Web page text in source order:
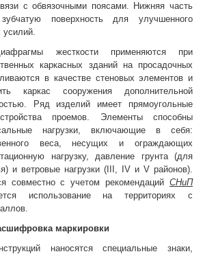
с обвязочными поясами. Нижняя часть
поверхность для улучшенного
усилий.
жесткости применяются при
каркасных зданий на просадочных
в качестве стеновых элементов и
каркас сооружения дополнительной
Ряд изделий имеет прямоугольные
проемов. Элементы способны
нагрузки, включающие в себя:
веса, несущих и ограждающих
нагрузку, давление грунта (для
и ветровые нагрузки (III, IV и V районов).
совместно с учетом рекомендаций СНиП
использование на территориях с
маркировки
наносятся специальные знаки,